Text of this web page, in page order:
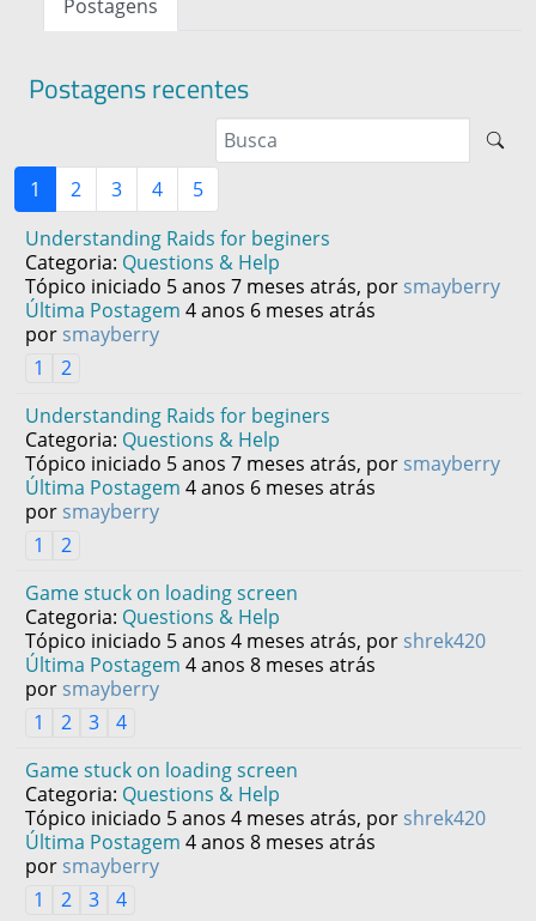
Postagens
Postagens recentes
1 2 3 4
5
Understanding Raids for beginers
Categoria: Questions & Help
Tópico iniciado 5 anos 7 meses atrás, por smayberry
Última Postagem 4 anos 6 meses atrás
por smayberry
1
2
Understanding Raids for beginers
Categoria: Questions & Help
Tópico iniciado 5 anos 7 meses atrás, por smayberry
Última Postagem 4 anos 6 meses atrás
por smayberry
1
2
Game stuck on loading screen
Categoria: Questions & Help
Tópico iniciado 5 anos 4 meses atrás, por shrek420
Última Postagem 4 anos 8 meses atrás
por smayberry
1
2 3
4
Game stuck on loading screen
Categoria: Questions & Help
Tópico iniciado 5 anos 4 meses atrás, por shrek420
Última Postagem 4 anos 8 meses atrás
por smayberry
1
2 3 4